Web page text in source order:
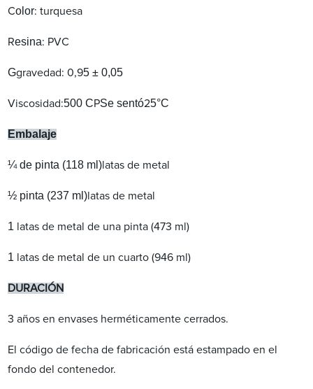
Color: turquesa
Resina: PVC
Ggravedad: 0,95 ± 0,05
Viscosidad:500 CPSe sentó25°C
Embalaje
¼ de pinta (118 ml) latas de metal
½ pinta (237 ml) latas de metal
1 latas de metal de una pinta (473 ml)
1 latas de metal de un cuarto (946 ml)
DURACIÓN
3 años en envases herméticamente cerrados.
El código de fecha de fabricación está estampado en el
fondo del contenedor.